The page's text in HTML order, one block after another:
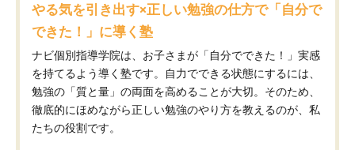
やる気を引き出す×正しい勉強の仕方で「自分で
できた！」に導く塾
ナビ個別指導学院は、お子さまが「自分でできた！」実感
を持てるよう導く塾です。自力でできる状態にするには、
勉強の「質と量」の両面を高めることが大切。そのため、
徹底的にほめながら正しい勉強のやり方を教えるのが、私
たちの役割です。